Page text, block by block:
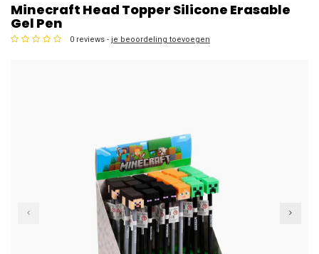
Minecraft Head Topper Silicone Erasable
Gel Pen
0 reviews - je beoordeling toevoegen